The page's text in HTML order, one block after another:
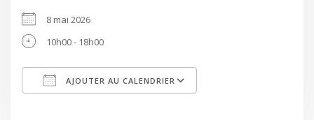
8 mai 2026
10h00 - 18h00
AJOUTER AU CALENDRIER